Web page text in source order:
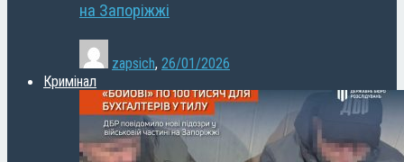
на Запоріжжі
zapsich, 26/01/2026
Кримінал